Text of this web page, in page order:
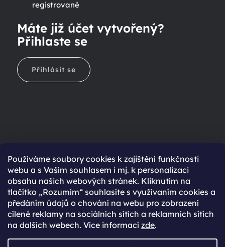
Používáme soubory cookies k zajištění funkčnosti
webu a s Vaším souhlasem i mj. k personalizaci
obsahu našich webových stránek. Kliknutím na
tlačítko „Rozumím“ souhlasíte s využívaním cookies a
předáním údajů o chování na webu pro zobrazení
cílené reklamy na sociálních sítích a reklamních sítích
na dalších webech. Více informací zde.
registrované
Máte již účet vytvořený?
Přihlaste se
Přihlásit se
Ještě nemáte účet?
Rychlejší nákup díky uloženým údajům
Přehled o stavu objednávky
Kompletní historie objednávek
Speciální akce, novinky a slevy pro registrované